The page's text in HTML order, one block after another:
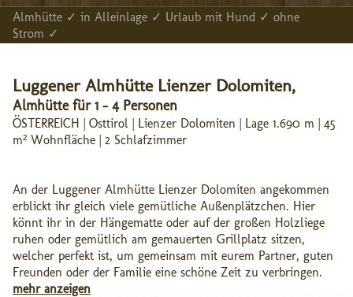
Almhütte ✓ in Alleinlage ✓ Urlaub mit Hund ✓ ohne
Strom ✓
Luggener Almhütte Lienzer Dolomiten,
Almhütte für 1 - 4 Personen
ÖSTERREICH | Osttirol | Lienzer Dolomiten | Lage 1.690 m | 45
m² Wohnfläche | 2 Schlafzimmer
An der Luggener Almhütte Lienzer Dolomiten angekommen
erblickt ihr gleich viele gemütliche Außenplätzchen. Hier
könnt ihr in der Hängematte oder auf der großen Holzliege
ruhen oder gemütlich am gemauerten Grillplatz sitzen,
welcher perfekt ist, um gemeinsam mit eurem Partner, guten
Freunden oder der Familie eine schöne Zeit zu verbringen.
mehr anzeigen